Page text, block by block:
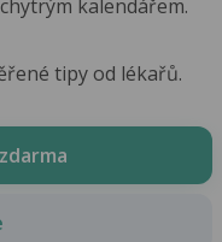
kalendářem.
tipy od lékařů.